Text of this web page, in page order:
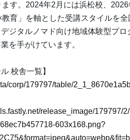
す。2024年2月には浜松校、
育」を軸とした受講スタイルを
ジタルノマド向け地域体験型プ
を手がけています。
校舎一覧】
corp/179797/table/
release_image/179797/
603x168.png?